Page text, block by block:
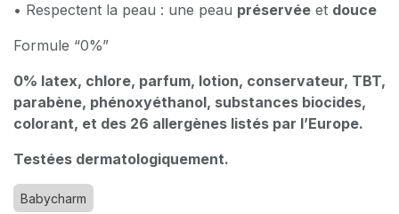
• Respectent la peau : une peau préservée et douce
Formule “0%”
0% latex, chlore, parfum, lotion, conservateur, TBT,
parabène, phénoxyéthanol, substances biocides,
colorant, et des 26 allergènes listés par l’Europe.
Testées dermatologiquement.
Babycharm